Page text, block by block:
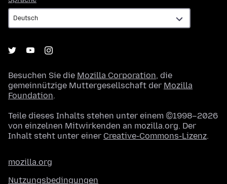
Besuchen Sie die Mozilla Corporation, die
gemeinnützige Muttergesellschaft der Mozilla
Foundation.
Teile dieses Inhalts stehen unter einem ©1998–2026
von einzelnen Mitwirkenden an mozilla.org. Der
Inhalt steht unter einer Creative-Commons-Lizenz.
mozilla.org
Nutzungsbedingungen